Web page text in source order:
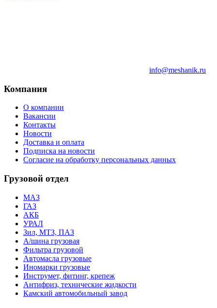
info@meshanik.ru
Компания
О компании
Вакансии
Контакты
Новости
Доставка и оплата
Подписка на новости
Согласие на обработку персональных данных
Грузовой отдел
МАЗ
ГАЗ
АКБ
УРАЛ
Зил, МТЗ, ПАЗ
А/шина грузовая
Фильтра грузовой
Автомасла грузовые
Иномарки грузовые
Инструмет, фитинг, крепеж
Антифриз, технические жидкости
Камский автомобильный завод